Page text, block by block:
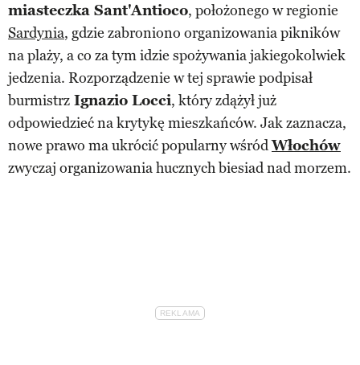
miasteczka Sant'Antioco, położonego w regionie
Sardynia, gdzie zabroniono organizowania pikników
na plaży, a co za tym idzie spożywania jakiegokolwiek
jedzenia. Rozporządzenie w tej sprawie podpisał
burmistrz Ignazio Locci, który zdążył już
odpowiedzieć na krytykę mieszkańców. Jak zaznacza,
nowe prawo ma ukrócić popularny wśródWłochów
zwyczaj organizowania hucznych biesiad nad morzem.